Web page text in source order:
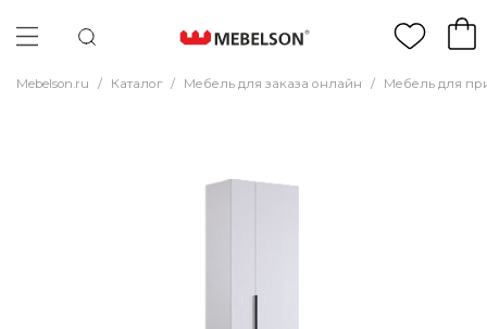
Mebelson.ru / Каталог / Мебель для заказа онлайн / Мебель для